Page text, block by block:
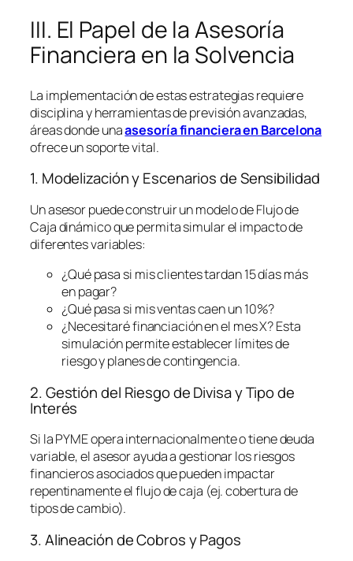
III. El Papel de la Asesoría
Financiera en la Solvencia
La implementación de estas estrategias requiere
disciplina y herramientas de previsión avanzadas,
áreas donde unaasesoría financiera en Barcelona
ofrece un soporte vital.
1. Modelización y Escenarios de Sensibilidad
Un asesor puede construir un modelo de Flujo de
Caja dinámico que permita simular el impacto de
diferentes variables:
¿Qué pasa si mis clientes tardan 15 días más
en pagar?
¿Qué pasa si mis ventas caen un 10%?
¿Necesitaré financiación en el mes X? Esta
simulación permite establecer límites de
riesgo y planes de contingencia.
2. Gestión del Riesgo de Divisa y Tipo de
Interés
Si la PYME opera internacionalmente o tiene deuda
variable, el asesor ayuda a gestionar los riesgos
financieros asociados que pueden impactar
repentinamente el flujo de caja (ej. cobertura de
tipos de cambio).
3. Alineación de Cobros y Pagos